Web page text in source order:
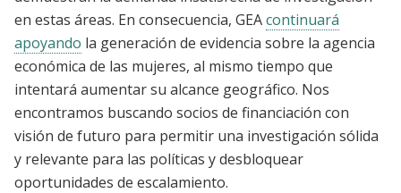
en estas áreas. En consecuencia, GEAcontinuará
apoyando la generación de evidencia sobre la agencia
económica de las mujeres, al mismo tiempo que
intentará aumentar su alcance geográfico. Nos
encontramos buscando socios de financiación con
visión de futuro para permitir una investigación sólida
y relevante para las políticas y desbloquear
oportunidades de escalamiento.